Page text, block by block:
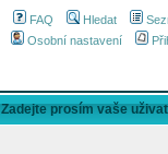
FAQ Hledat
Osobní nastavení
Zadejte prosím vaše